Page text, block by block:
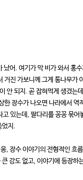
어. 여기가 막 비가 와서
진 가보니께 그게 통나무
안 되지. 곧 잡혀먹게 생겼
장수가 나오면 나라에서
있는데, 팔다리를 꽁꽁 묶
었지.
, 장수 이야기의 전형적인 흐
강도 없고, 이야기에 등장